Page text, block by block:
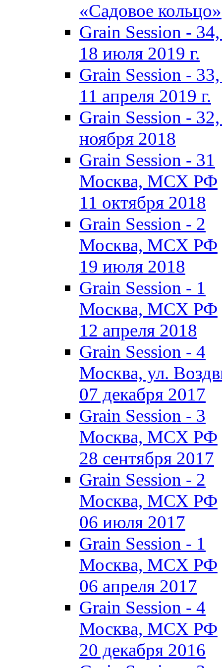
«Садовое кольцо»
Grain Session -
18 июля 2019 г.
Grain Session -
11 апреля 2019 г.
Grain Session -
ноября 2018
Grain Session - 31
Москва, МСХ РФ
11 октября 2018
Grain Session - 2
Москва, МСХ РФ
19 июля 2018
Grain Session - 1
Москва, МСХ РФ
12 апреля 2018
Grain Session - 4
Москва, ул.
07 декабря 2017
Grain Session - 3
Москва, МСХ РФ
28 сентября 2017
Grain Session - 2
Москва, МСХ РФ
06 июля 2017
Grain Session - 1
Москва, МСХ РФ
06 апреля 2017
Grain Session - 4
Москва, МСХ РФ
20 декабря 2016